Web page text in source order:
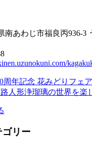
南あわじ市福良丙936-3
周年記念 花みどりフェ
人形浄瑠璃の世界を楽
ゴリー